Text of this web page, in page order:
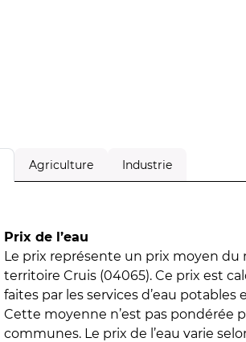
Agriculture Industrie
Prix de l’eau
Le prix représente un prix moyen du
territoire Cruis (04065). Ce prix est
faites par les services d’eau potables
Cette moyenne n’est pas pondérée
communes. Le prix de l’eau varie